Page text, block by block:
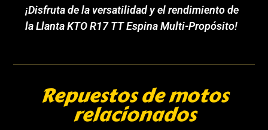
¡Disfruta de la versatilidad y el rendimiento de
la Llanta KTO R17 TT Espina Multi-Propósito!
Repuestos de motos
relacionados